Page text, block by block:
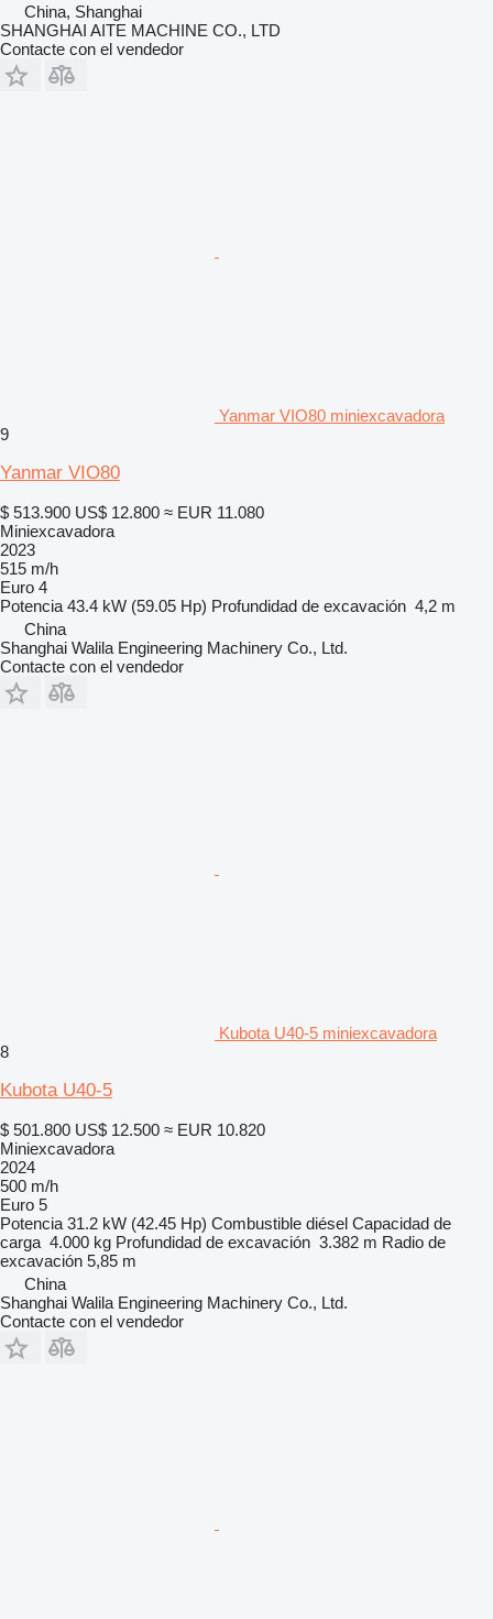
China, Shanghai
SHANGHAI AITE MACHINE CO., LTD
Contacte con el vendedor
Yanmar VIO80 miniexcavadora
9
Yanmar VIO80
$ 513.900 US$ 12.800 ≈ EUR 11.080
Miniexcavadora
2023
515 m/h
Euro 4
Potencia 43.4 kW (59.05 Hp) Profundidad de excavación 4,2 m
China
Shanghai Walila Engineering Machinery Co., Ltd.
Contacte con el vendedor
Kubota U40-5 miniexcavadora
8
Kubota U40-5
$ 501.800 US$ 12.500 ≈ EUR 10.820
Miniexcavadora
2024
500 m/h
Euro 5
Potencia 31.2 kW (42.45 Hp) Combustible diésel Capacidad de
carga 4.000 kg Profundidad de excavación 3.382 m Radio de
excavación 5,85 m
China
Shanghai Walila Engineering Machinery Co., Ltd.
Contacte con el vendedor